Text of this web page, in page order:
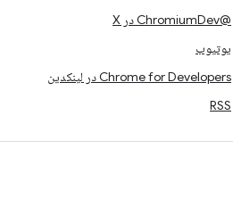
@ChromiumDev در X
یوتیوب
Chrome for Developers در لینکدین
RSS